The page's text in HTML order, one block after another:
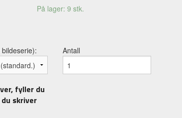
På lager: 9 stk.
Antall
fyller du
skriver